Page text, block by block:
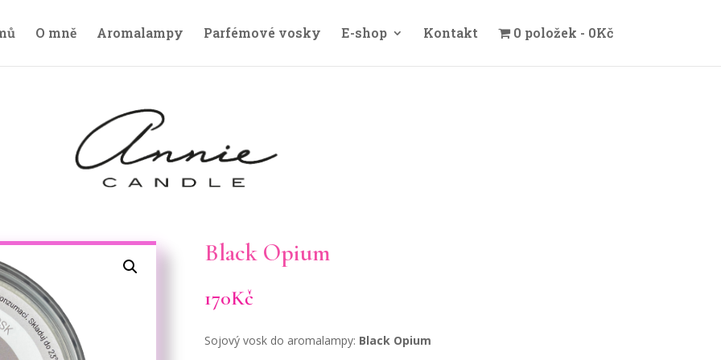
O mně Aromalampy Parfémové vosky E-shop Kontakt 0 položek 0Kč
Black Opium
170Kč
Sojový vosk do aromalampy: Black Opium